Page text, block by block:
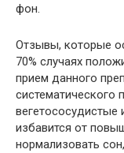
фон.
Отзывы, которые
70% случаях
прием данного
систематического
вегетососудистые
избавится от
нормализовать